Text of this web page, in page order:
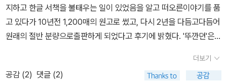
운 책. 이 책에 나오는 망태 할아버지는 어떤 모습일지 궁금하다. 초등
저학년에게 좋은 동화.거짓말 세 마디이용포 글, 김언희 그림 / 시공
주니어 / 2008년 11월아래에 있는 책들과 같이 단편동화 묶음집 안
에서도 작가의동화를 발견할 수 있었다. 노경실의 세상을 읽는 책과
으로 느끼는 조선의 명화 - 만화로 다시 살아난 옛 그림 속 이야기서
겠어요?ㅋㅋ사계절출판사에서 만난 사랑초는 우리집에서도 잘 자라
고 있어요. 사옥 옆에 있던 엄나무는 최규석 작가 고향집에 있는 나무
라나요. 사계절에서 최규석 작가의 신간만화가 준비중이고 10월에는
절 책들~중학교 독서회 9월 토론도서였던 고미숙의 필터로 본 '임꺽
정, 마이너 리그의 향연'을 읽고 홍명희의 임꺽정을 보고 싶어졌다.>
더 적합할 그런 작품들도 똑같이 동화라고 부르는 것이 맞는지 잘 모
르겠다.예를 들어 최근에 읽은 <태진아 팬클럽 회장님> 이라는 책이
있다.이용포 작가의 동화집인데, 말한대로 어린이가 화자가 되어 내
용이 전개되고 있지만 여기 실린 다섯 작품 모두 요즘의 노인 문제를
다루고 있다. 황혼 이혼을 하고 싶어하는 할머니라든지, 시골집에서
지하고 한글 서책을 불태우는 일이 있었음을 알고 떠오른이야기를 품
고 있다가 10년전 1,200매의 원고로 썼고, 다시 2년을 다듬고다듬어
원래의 절반 분량으로출판하게 되었다고 후기에 밝혔다. '뚜깐뎐'은
이름으로 평생을 살아야 했던 뚜깐의 이야기다.어려선 서서 오줌을
누기도 했던 당찬 그녀가, 나라말을 핍박하던 연산군 때에 글을 배우
더보기
공감 (2) 댓글 (2)